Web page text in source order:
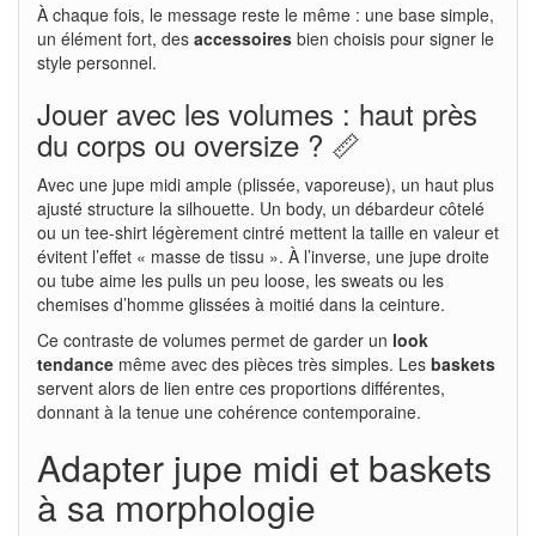
À chaque fois, le message reste le même : une base simple,
un élément fort, des accessoires bien choisis pour signer le
style personnel.
Jouer avec les volumes : haut près
du corps ou oversize ? 📏
Avec une jupe midi ample (plissée, vaporeuse), un haut plus
ajusté structure la silhouette. Un body, un débardeur côtelé
ou un tee-shirt légèrement cintré mettent la taille en valeur et
évitent l’effet « masse de tissu ». À l’inverse, une jupe droite
ou tube aime les pulls un peu loose, les sweats ou les
chemises d’homme glissées à moitié dans la ceinture.
Ce contraste de volumes permet de garder un look
tendance même avec des pièces très simples. Les baskets
servent alors de lien entre ces proportions différentes,
donnant à la tenue une cohérence contemporaine.
Adapter jupe midi et baskets
à sa morphologie